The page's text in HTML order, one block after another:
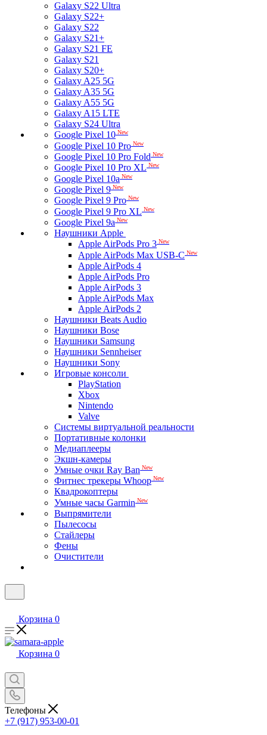
Galaxy S22 Ultra
Galaxy S22+
Galaxy S22
Galaxy S21+
Galaxy S21 FE
Galaxy S21
Galaxy S20+
Galaxy A25 5G
Galaxy A35 5G
Galaxy A55 5G
Galaxy A15 LTE
Galaxy S24 Ultra
Google Pixel 10 New
Google Pixel 10 Pro New
Google Pixel 10 Pro Fold New
Google Pixel 10 Pro XL New
Google Pixel 10a New
Google Pixel 9 New
Google Pixel 9 Pro New
Google Pixel 9 Pro XL New
Google Pixel 9a New
Наушники Apple
Apple AirPods Pro 3 New
Apple AirPods Max USB-C New
Apple AirPods 4
Apple AirPods Pro
Apple AirPods 3
Apple AirPods Max
Apple AirPods 2
Наушники Beats Audio
Наушники Bose
Наушники Samsung
Наушники Sennheiser
Наушники Sony
Игровые консоли
PlayStation
Xbox
Nintendo
Valve
Системы виртуальной реальности
Портативные колонки
Медиаплееры
Экшн-камеры
Умные очки Ray Ban New
Фитнес трекеры Whoop New
Квадрокоптеры
Умные часы Garmin New
Выпрямители
Пылесосы
Стайлеры
Фены
Очистители
Корзина 0
Корзина 0
Телефоны
+7 (917) 953-00-01